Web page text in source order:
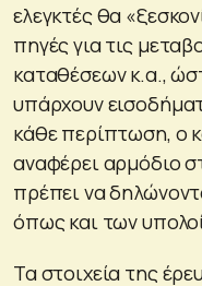
ελεγκτές θα
πηγές για τις
καταθέσεων κ.α.,
υπάρχουν
κάθε περίπτωση, ο
αναφέρει αρμόδιο
πρέπει να
όπως και των
Τα στοιχεία της